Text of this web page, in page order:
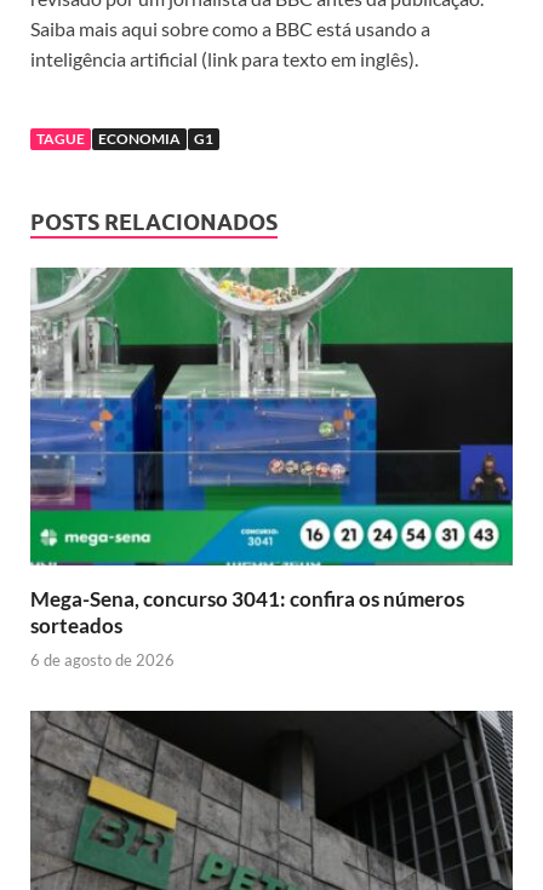
Saiba mais aqui sobre como a BBC está usando a
inteligência artificial (link para texto em inglês).
TAGUE ECONOMIA G1
POSTS RELACIONADOS
Mega-Sena, concurso 3041: confira os números
sorteados
6 de agosto de 2026